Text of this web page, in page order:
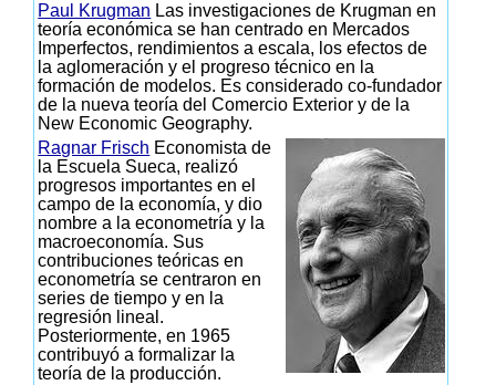
Paul Krugman Las investigaciones de Krugman en
teoría económica se han centrado en Mercados
Imperfectos, rendimientos a escala, los efectos de
la aglomeración y el progreso técnico en la
formación de modelos. Es considerado co-fundador
de la nueva teoría del Comercio Exterior y de la
New Economic Geography.
Ragnar Frisch Economista de
la Escuela Sueca, realizó
progresos importantes en el
campo de la economía, y dio
nombre a la econometría y la
macroeconomía. Sus
contribuciones teóricas en
econometría se centraron en
series de tiempo y en la
regresión lineal.
Posteriormente, en 1965
contribuyó a formalizar la
teoría de la producción.